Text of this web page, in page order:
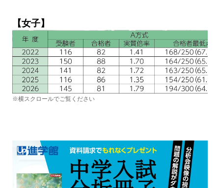
【女子】
※横スクロールでご覧ください